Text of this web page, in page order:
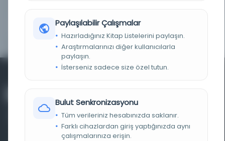
GÖRÜNTÜLEME YERI
Offsite Main Reading Room Item stored offsite
Paylaşılabilir Çalışmalar
Hazırladığınız Kitap Listelerini paylaşın.
Araştırmalarınızı diğer kullanıcılarla
paylaşın.
İsterseniz sadece size özel tutun.
Bulut Senkronizasyonu
Tüm verileriniz hesabınızda saklanır.
Farklı cihazlardan giriş yaptığınızda aynı
çalışmalarınıza erişin.